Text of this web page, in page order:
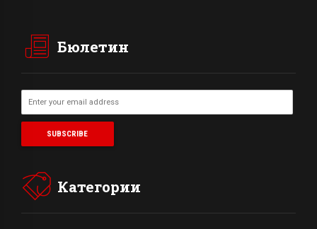
Бюлетин
Категории